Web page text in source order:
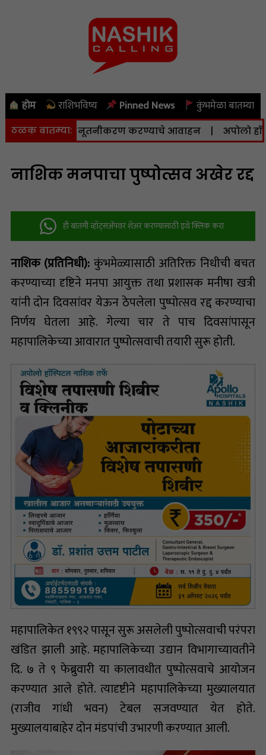
होम राशिभविष्य Pinned News कुंभमेळा बातम्या
ठळक बातम्या:
अर्जाचे नूतनीकरण करण्याचे आवाहन | अपोलो
नाशिक मनपाचा पुष्पोत्सव अखेर रद्द
ही बातमी व्हॉट्सअ‍ॅपवर शेअर करण्यासाठी इथे क्लिक करा
नाशिक (प्रतिनिधी): कुंभमेळ्यासाठी अतिरिक्त निधीची बचत
करण्याच्या दृष्टिने मनपा आयुक्त तथा प्रशासक मनीषा खत्री
यांनी दोन दिवसांवर येऊन ठेपलेला पुष्पोत्सव रद्द करण्याचा
निर्णय घेतला आहे. गेल्या चार ते पाच दिवसांपासून
महापालिकेच्या आवारात पुष्पोत्सवाची तयारी सुरू होती.
महापालिकेत १९९२ पासून सुरू असलेली पुष्पोत्सवाची परंपरा
खंडित झाली आहे. महापालिकेच्या उद्यान विभागाच्यावतीने
दि. ७ ते ९ फेब्रुवारी या कालावधीत पुष्पोत्सवाचे आयोजन
करण्यात आले होते. त्यादृष्टीने महापालिकेच्या मुख्यालयात
(राजीव गांधी भवन) टेबल सजवण्यात येत होते.
मुख्यालयाबाहेर दोन मंडपांची उभारणी करण्यात आली.